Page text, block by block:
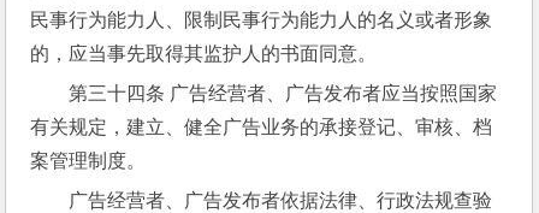
民事行为能力人、限制民事行为能力人的名义或者形象
的，应当事先取得其监护人的书面同意。
第三十四条 广告经营者、广告发布者应当按照国家
有关规定，建立、健全广告业务的承接登记、审核、档
案管理制度。
广告经营者、广告发布者依据法律、行政法规查验